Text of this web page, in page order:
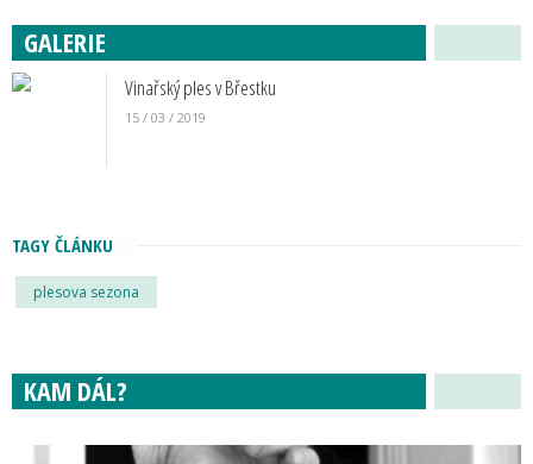
GALERIE
Vinařský ples v Břestku
15 / 03 / 2019
TAGY ČLÁNKU
plesova sezona
KAM DÁL?